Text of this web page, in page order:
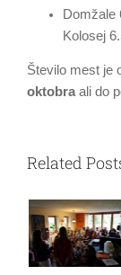
Domžale
Kolosej
Število mest je
oktobra ali do
Related